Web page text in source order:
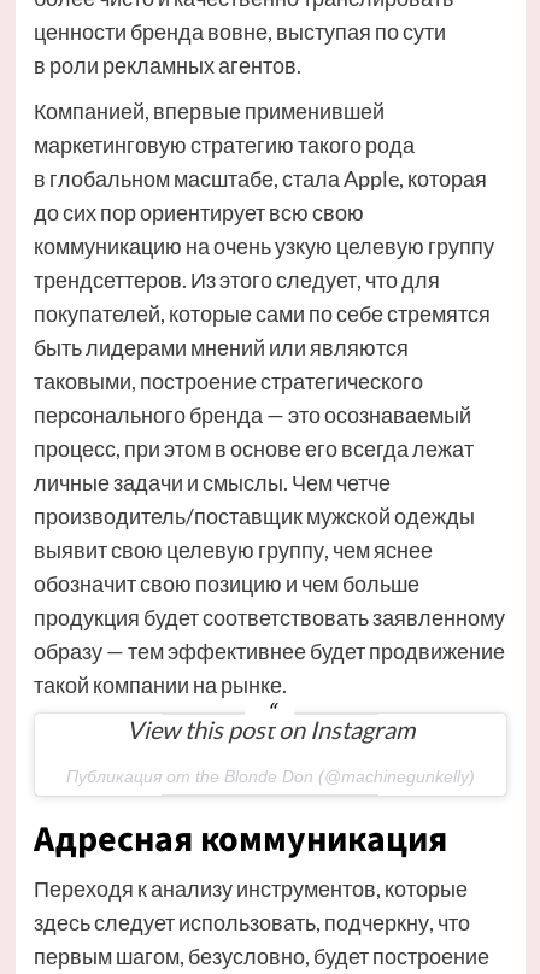
ценности бренда вовне, выступая по сути
в роли рекламных агентов.
Компанией, впервые применившей
маркетинговую стратегию такого рода
в глобальном масштабе, стала Apple, которая
до сих пор ориентирует всю свою
коммуникацию на очень узкую целевую группу
трендсеттеров. Из этого следует, что для
покупателей, которые сами по себе стремятся
быть лидерами мнений или являются
таковыми, построение стратегического
персонального бренда — это осознаваемый
процесс, при этом в основе его всегда лежат
личные задачи и смыслы. Чем четче
производитель/поставщик мужской одежды
выявит свою целевую группу, чем яснее
обозначит свою позицию и чем больше
продукция будет соответствовать заявленному
образу — тем эффективнее будет продвижение
такой компании на рынке.
View this post on Instagram
Публикация от the Blonde Don (@machinegunkelly)
Адресная коммуникация
Переходя к анализу инструментов, которые
здесь следует использовать, подчеркну, что
первым шагом, безусловно, будет построение